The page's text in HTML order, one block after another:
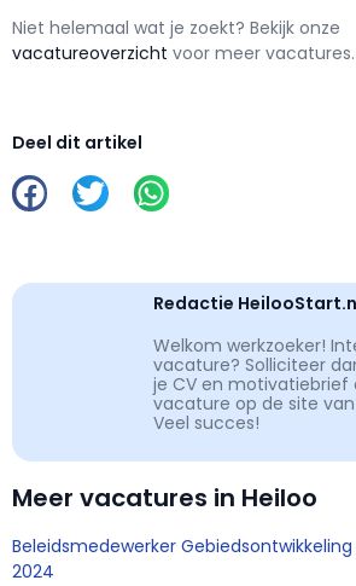
Niet helemaal wat je zoekt? Bekijk onze
vacatureoverzicht voor meer vacatures.
Deel dit artikel
Redactie
Welkom werkzoeker!
vacature? Solliciteer
je CV en motivatiebrief
vacature op de site
Veel succes!
Meer vacatures in Heiloo
Beleidsmedewerker
2024